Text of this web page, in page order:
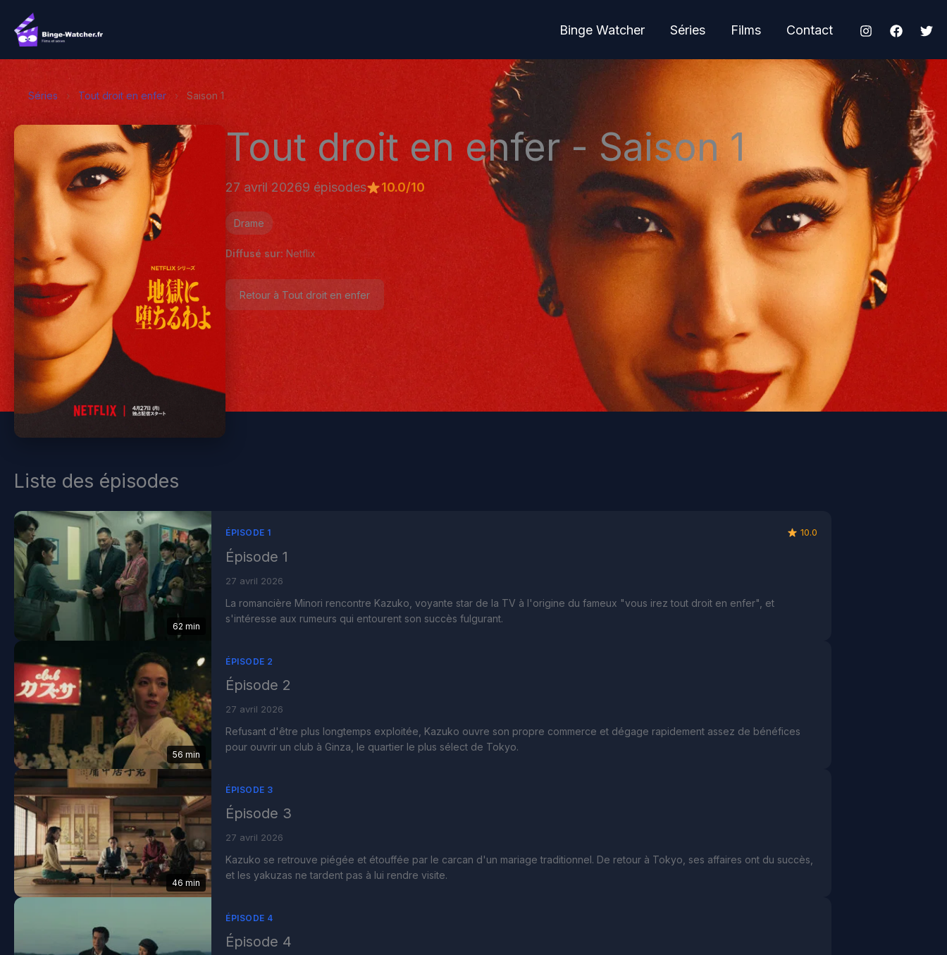
contenu
Binge Watcher Séries Films Contact
Séries › Tout droit en enfer › Saison 1
Tout droit en enfer - Saison 1
27 avril 20269 épisodes 10.0/10
Drame
Diffusé sur: Netflix
Retour à Tout droit en enfer
Liste des épisodes
62 min
ÉPISODE 1 10.0
Épisode 1
27 avril 2026
La romancière Minori rencontre Kazuko, voyante star de la TV à l'origine du fameux "vous irez tout droit en enfer", et
s'intéresse aux rumeurs qui entourent son succès fulgurant.
56 min
ÉPISODE 2
Épisode 2
27 avril 2026
Refusant d'être plus longtemps exploitée, Kazuko ouvre son propre commerce et dégage rapidement assez de bénéfices
pour ouvrir un club à Ginza, le quartier le plus sélect de Tokyo.
46 min
ÉPISODE 3
Épisode 3
27 avril 2026
Kazuko se retrouve piégée et étouffée par le carcan d'un mariage traditionnel. De retour à Tokyo, ses affaires ont du succès,
et les yakuzas ne tardent pas à lui rendre visite.
ÉPISODE 4
Épisode 4